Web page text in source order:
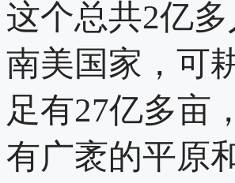
这个总共2亿
南美国家，可
足有27亿多亩
有广袤的平原